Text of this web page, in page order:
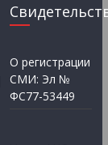
О регистрации
СМИ: Эл №
ФС77-53449